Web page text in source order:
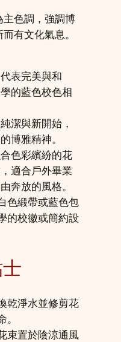
色調，強調博
有文化氣息。
表完美與和
的藍色校色相
潔與新開始，
博雅精神。
合色彩繽紛的花
適合戶外畢業
奔放的風格。
色緞帶或藍色包
的校徽或簡約設
乾淨水並修剪花
束置於陰涼通風